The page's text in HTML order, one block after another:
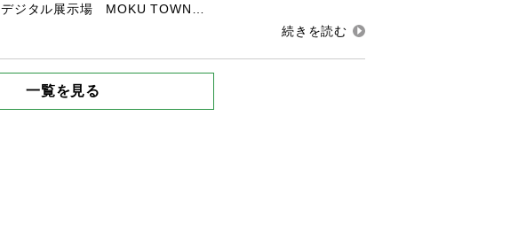
デジタル展示場 MOKU TOWN…
一覧を見る